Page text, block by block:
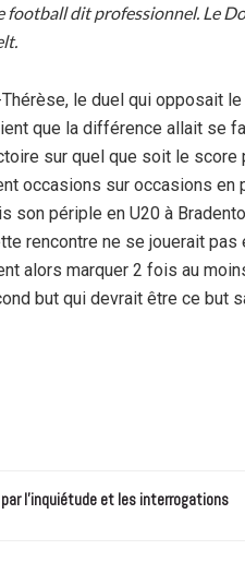
dit professionnel. Le
le duel qui opposait
que la différence allait se
sur quel que soit le
occasions sur occasions
son périple en U20 à
rencontre ne se jouerait
alors marquer 2 fois au
but qui devrait être ce but
l’inquiétude et les interrogations